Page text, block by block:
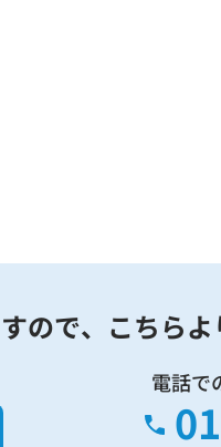
ので、 こちらよ
電話で